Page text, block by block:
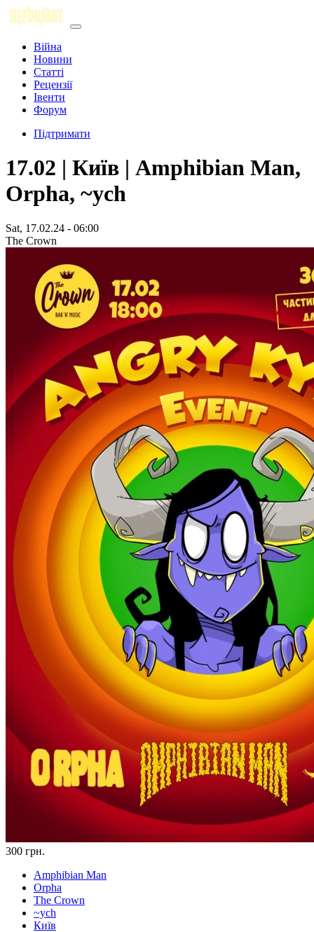
Війна
Новини
Статті
Рецензії
Івенти
Форум
Підтримати
17.02 | Київ | Amphibian Man,
Orpha, ~ych
Sat, 17.02.24 - 06:00
The Crown
300 грн.
Amphibian Man
Orpha
The Crown
~ych
Київ